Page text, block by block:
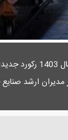
پدال نیوز: کرمان
مدیران ارشد